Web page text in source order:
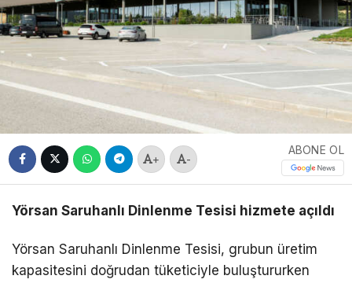
+ -
ABONE OL
Yörsan Saruhanlı Dinlenme Tesisi hizmete açıldı
Yörsan Saruhanlı Dinlenme Tesisi, grubun üretim
kapasitesini doğrudan tüketiciyle buluştururken